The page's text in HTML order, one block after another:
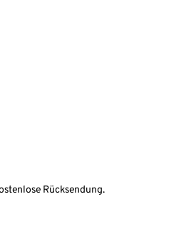
Rücksendung.